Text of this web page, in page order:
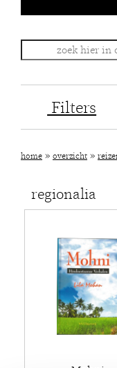
Filters
home » overzicht »
regionalia